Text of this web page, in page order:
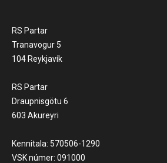
RS Partar
Tranavogur 5
104 Reykjavík
RS Partar
Draupnisgötu 6
603 Akureyri
Kennitala: 570506-1290
VSK númer: 091000